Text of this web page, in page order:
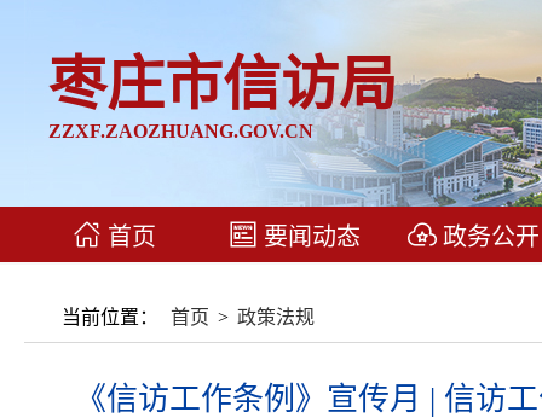
枣庄市信访局
ZZXF.ZAOZHUANG.GOV.CN
首页 要闻动态 政务公开
当前位置： 首页 > 政策法规
《信访工作条例》宣传月 | 信访